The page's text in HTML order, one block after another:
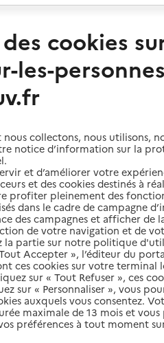
personnes âgées dépendantes
(85690) :
personnes
(EHPAD)
cette recherche aux favoris
cookies
les-
collectons, nous utilisons,
notice d’information sur la
et d’améliorer votre
et des cookies destinés à
profiter pleinement des
dans le cadre de campagne
des campagnes et afficher de
de votre navigation et de
la partie sur notre politique
Accepter », l’éditeur du
ces cookies sur votre terminal
sur « Tout Refuser », ces
sur « Personnaliser », vous
auxquels vous consentez.
maximale de 13 mois et
préférences à tout moment